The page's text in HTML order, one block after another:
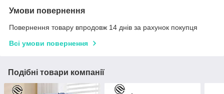
Умови повернення
Повернення товару впродовж 14 днів за рахунок покупця
Всі умови повернення
Подібні товари компанії